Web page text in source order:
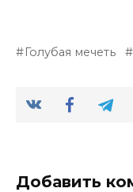
Голубая мечеть
Добавить